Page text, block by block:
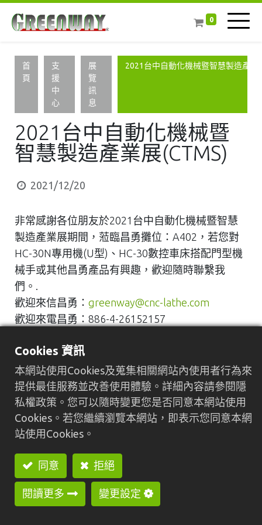
0
首
頁
支
援
中
心
展
覽
訊
息
2021台中自動化機械暨智慧製造產業
2021台中自動化機械暨
智慧製造產業展(CTMS)
2021/12/20
非常感謝各位朋友於2021台中自動化機械暨智慧
製造產業展期間，蒞臨昌勇攤位：A402，若您對
HC-30N專用機(U型)、HC-30數控車床搭配門型機
械手或其他昌勇產品有興趣，歡迎隨時聯繫我
們。.
歡迎來信昌勇： greenway@cnc-lathe.com
歡迎來電昌勇：886-4-26152157
Previous
Cookies 資訊
本網站使用Cookies及蒐集相關網站內使用者行為來
提供最佳服務並改善使用體驗。詳細內容請參閱隱
私權政策。您可以隨時變更您是否同意本網站使用
Cookies。若您繼續瀏覽本網站，即表示您同意本網
站使用Cookies。
同意 拒絕
閱讀更多 變更設定